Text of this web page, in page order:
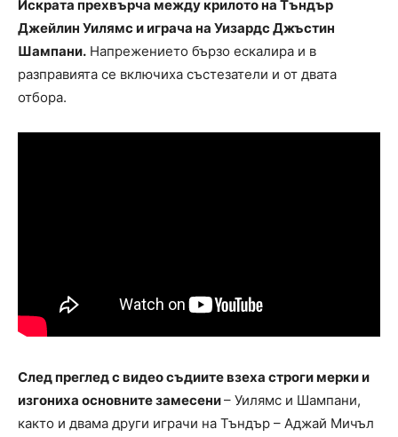
Искрата прехвърча между крилото на Тъндър
Джейлин Уилямс и играча на Уизардс Джъстин
Шампани. Напрежението бързо ескалира и в
разправията се включиха състезатели и от двата
отбора.
След преглед с видео съдиите взеха строги мерки и
изгониха основните замесени– Уилямс и Шампани,
както и двама други играчи на Тъндър – Аджай Мичъл